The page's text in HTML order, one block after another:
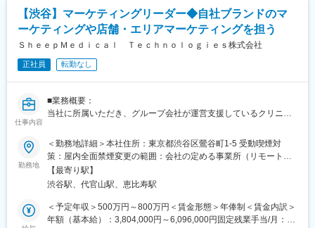
変更の範囲：会社の定める業務
◇各WEB媒体の広告運用と関連業務全般
・Googleリスティング広告、SNS広告を中心に運用
・LPOの企画立案からLP制作のディレクション・広告バナー／動
画広告／記事LP／LP／HP／ステップメール etc. の企画・ライテ
ィング・制作ディレクション・制作物ディレクション業務に関わ
る社内、社外関係者との折衝
※スキル次第では、更に上流のペルソナ設計や適切な訴求プランの
構築などもお任せしたいと思っています。
■組織構成
意とする分野で活躍いただいております。
30代～40代のメンバーがほとんどで、若手にも活躍のチャンスが
あります。
遠方のメンバーもいるため、フルリモートが基本となります。そ
■業務の魅力
【渋谷】マーケティングリーダー◆自社ブランドのマ
ーケティングや店舗・エリアマーケティングを担う
ＳｈｅｅｐＭｅｄｉｃａｌ Ｔｅｃｈｎｏｌｏｇｉｅｓ株式会社
正社員 転勤なし
仕事内容
■業務概要：
当社に所属いただき、グループ会社が運営支援しているクリニッ
■業務内容詳細：
◇2名～のチームマネジメント
◇予実管理
◇予算計画策定
◇マーケティング戦略・戦術立案／実行
◇プロジェクトマネジメント
勤務地
＜勤務地詳細＞本社住所：東京都渋谷区鶯谷町1-5 受動喫煙対
策：屋内全面禁煙変更の範囲：会社の定める事業所（リモートワ
ーク含む）
【最寄り駅】
渋谷駅、代官山駅、恵比寿駅
＜予定年収＞500万円～800万円＜賃金形態＞年俸制＜賃金内訳＞
年額（基本給）：3,804,000円～6,096,000円固定残業手当/月：